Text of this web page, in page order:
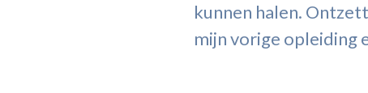
kunnen halen.
mijn vorige opleiding